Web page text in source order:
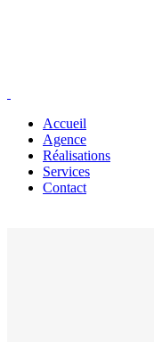
Accueil
Agence
Réalisations
Services
Contact